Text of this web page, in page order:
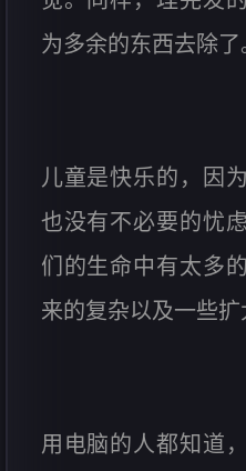
为多余的东西去除了
儿童是快乐的，因
也没有不必要的忧
们的生命中有太多
来的复杂以及一些扩
用电脑的人都知道